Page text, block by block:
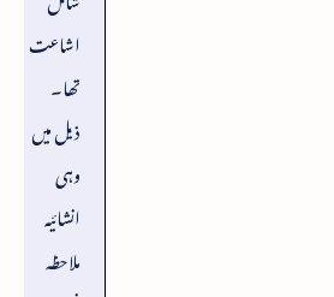
اشاعت
تھا۔
ذیل میں
وہی
انشائیہ
ملاحظہ